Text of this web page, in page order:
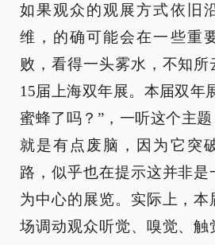
如果观众的观展方式依旧
维，的确可能会在一些重
败，看得一头雾水，不知
15届上海双年展。本届双年
蜜蜂了吗？”，一听这个主题
就是有点废脑，因为它突
路，似乎也在提示这并非
为中心的展览。实际上，本
场调动观众听觉、嗅觉、触